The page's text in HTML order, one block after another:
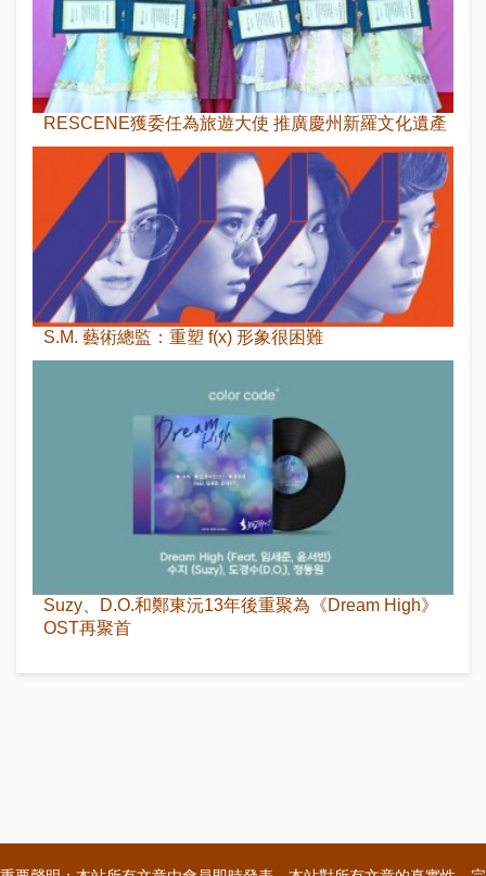
RESCENE獲委任為旅遊大使 推廣慶州新羅文化遺產
S.M. 藝術總監：重塑 f(x) 形象很困難
Suzy、D.O.和鄭東沅13年後重聚為《Dream High》
OST再聚首